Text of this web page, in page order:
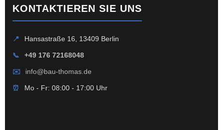
KONTAKTIEREN SIE UNS
📍 Hansastraße 16, 13409 Berlin
📞 +49 176 72168048
✉️ info@bau-thomas.de
⏰ Mo - Fr: 08:00 - 17:00 Uhr